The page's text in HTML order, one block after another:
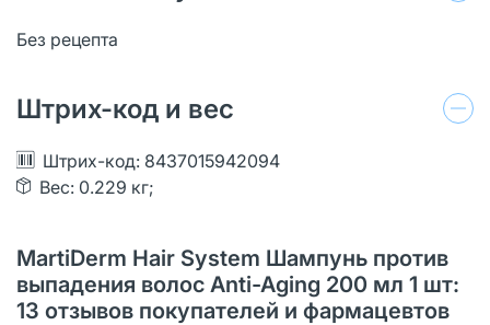
Без рецепта
Штрих-код и вес
Штрих-код: 8437015942094
Вес: 0.229 кг;
MartiDerm Hair System Шампунь против
выпадения волос Anti-Aging 200 мл 1 шт:
13 отзывов покупателей и фармацевтов